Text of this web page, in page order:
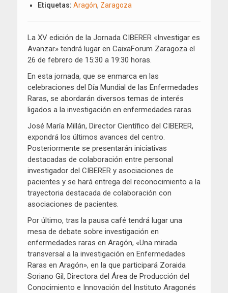
Etiquetas: Aragón, Zaragoza
La XV edición de la Jornada CIBERER «Investigar es
Avanzar» tendrá lugar en CaixaForum Zaragoza el
26 de febrero de 15:30 a 19:30 horas.
En esta jornada, que se enmarca en las
celebraciones del Día Mundial de las Enfermedades
Raras, se abordarán diversos temas de interés
ligados a la investigación en enfermedades raras.
José María Millán, Director Científico del CIBERER,
expondrá los últimos avances del centro.
Posteriormente se presentarán iniciativas
destacadas de colaboración entre personal
investigador del CIBERER y asociaciones de
pacientes y se hará entrega del reconocimiento a la
trayectoria destacada de colaboración con
asociaciones de pacientes.
Por último, tras la pausa café tendrá lugar una
mesa de debate sobre investigación en
enfermedades raras en Aragón, «Una mirada
transversal a la investigación en Enfermedades
Raras en Aragón», en la que participará Zoraida
Soriano Gil, Directora del Área de Producción del
Conocimiento e Innovación del Instituto Aragonés